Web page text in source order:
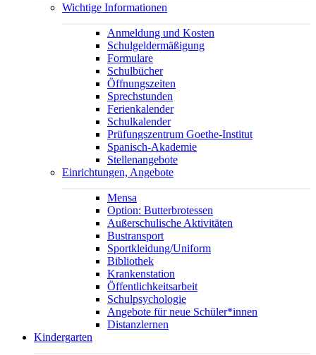
Wichtige Informationen
Anmeldung und Kosten
Schulgeldermäßigung
Formulare
Schulbücher
Öffnungszeiten
Sprechstunden
Ferienkalender
Schulkalender
Prüfungszentrum Goethe-Institut
Spanisch-Akademie
Stellenangebote
Einrichtungen, Angebote
Mensa
Option: Butterbrotessen
Außerschulische Aktivitäten
Bustransport
Sportkleidung/Uniform
Bibliothek
Krankenstation
Öffentlichkeitsarbeit
Schulpsychologie
Angebote für neue Schüler*innen
Distanzlernen
Kindergarten